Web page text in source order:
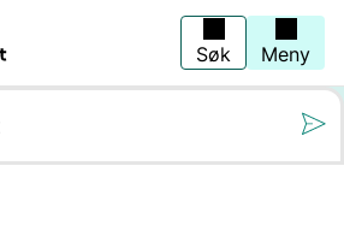
Søk Meny